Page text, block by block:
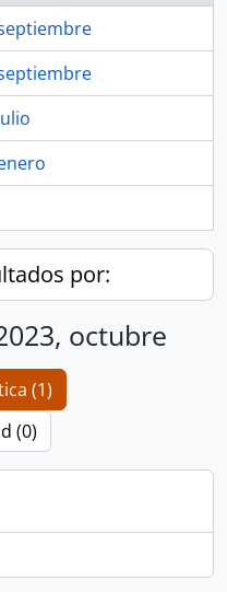
septiembre
septiembre
por:
octubre
(1)
(0)